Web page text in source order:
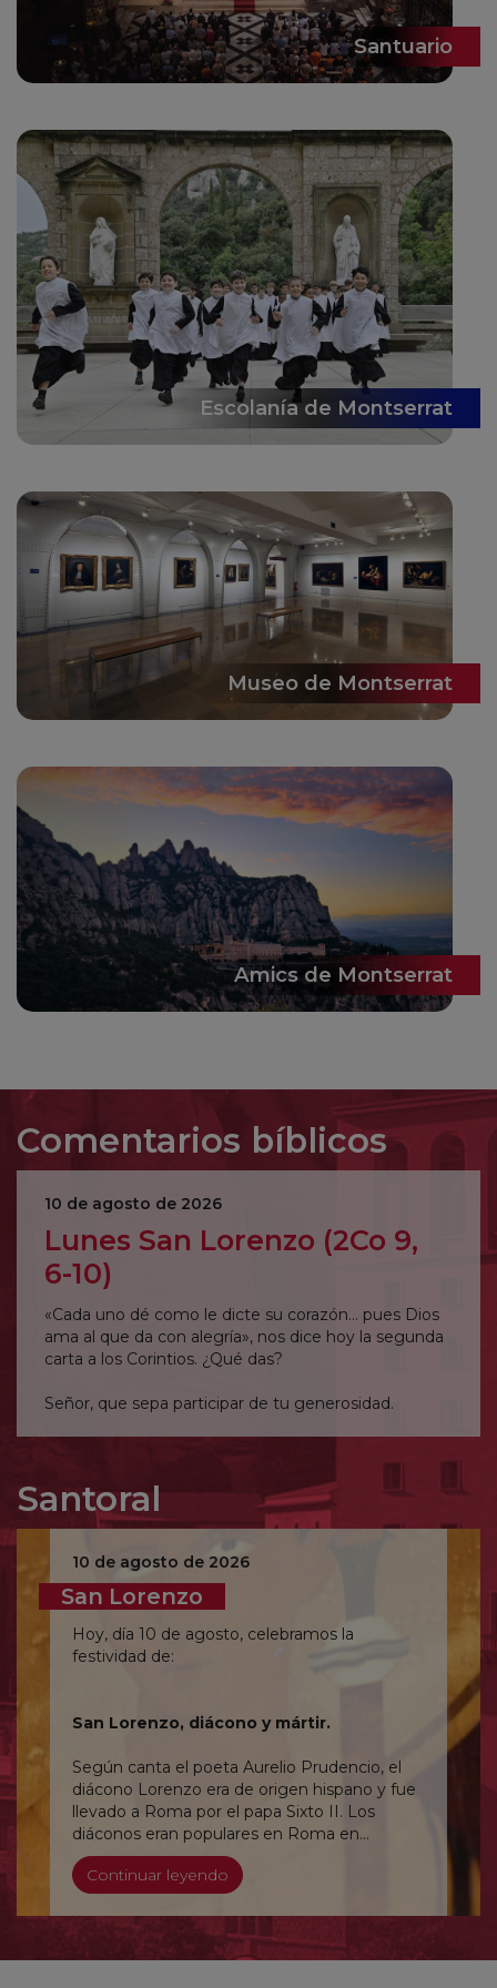
Santuario
Escolanía de Montserrat
Museo de Montserrat
Amics de Montserrat
Comentarios bíblicos
10 de agosto de 2026
Lunes San Lorenzo (2Co 9,
6-10)
«Cada uno dé como le dicte su corazón… pues Dios
ama al que da con alegría», nos dice hoy la segunda
carta a los Corintios. ¿Qué das?
Señor, que sepa participar de tu generosidad.
Santoral
10 de agosto de 2026
San Lorenzo
Hoy, día 10 de agosto, celebramos la
festividad de:
San Lorenzo, diácono y mártir.
Según canta el poeta Aurelio Prudencio, el
diácono Lorenzo era de origen hispano y fue
llevado a Roma por el papa Sixto II. Los
diáconos eran populares en Roma en
aquellos tiempos de crisis del Imperio del
siglo III, porque repartían entre los pobres los
bienes que se recogían de la comunidad
cristiana.
En el año 258, el emperador Valeriano ordenó
Continuar leyendo